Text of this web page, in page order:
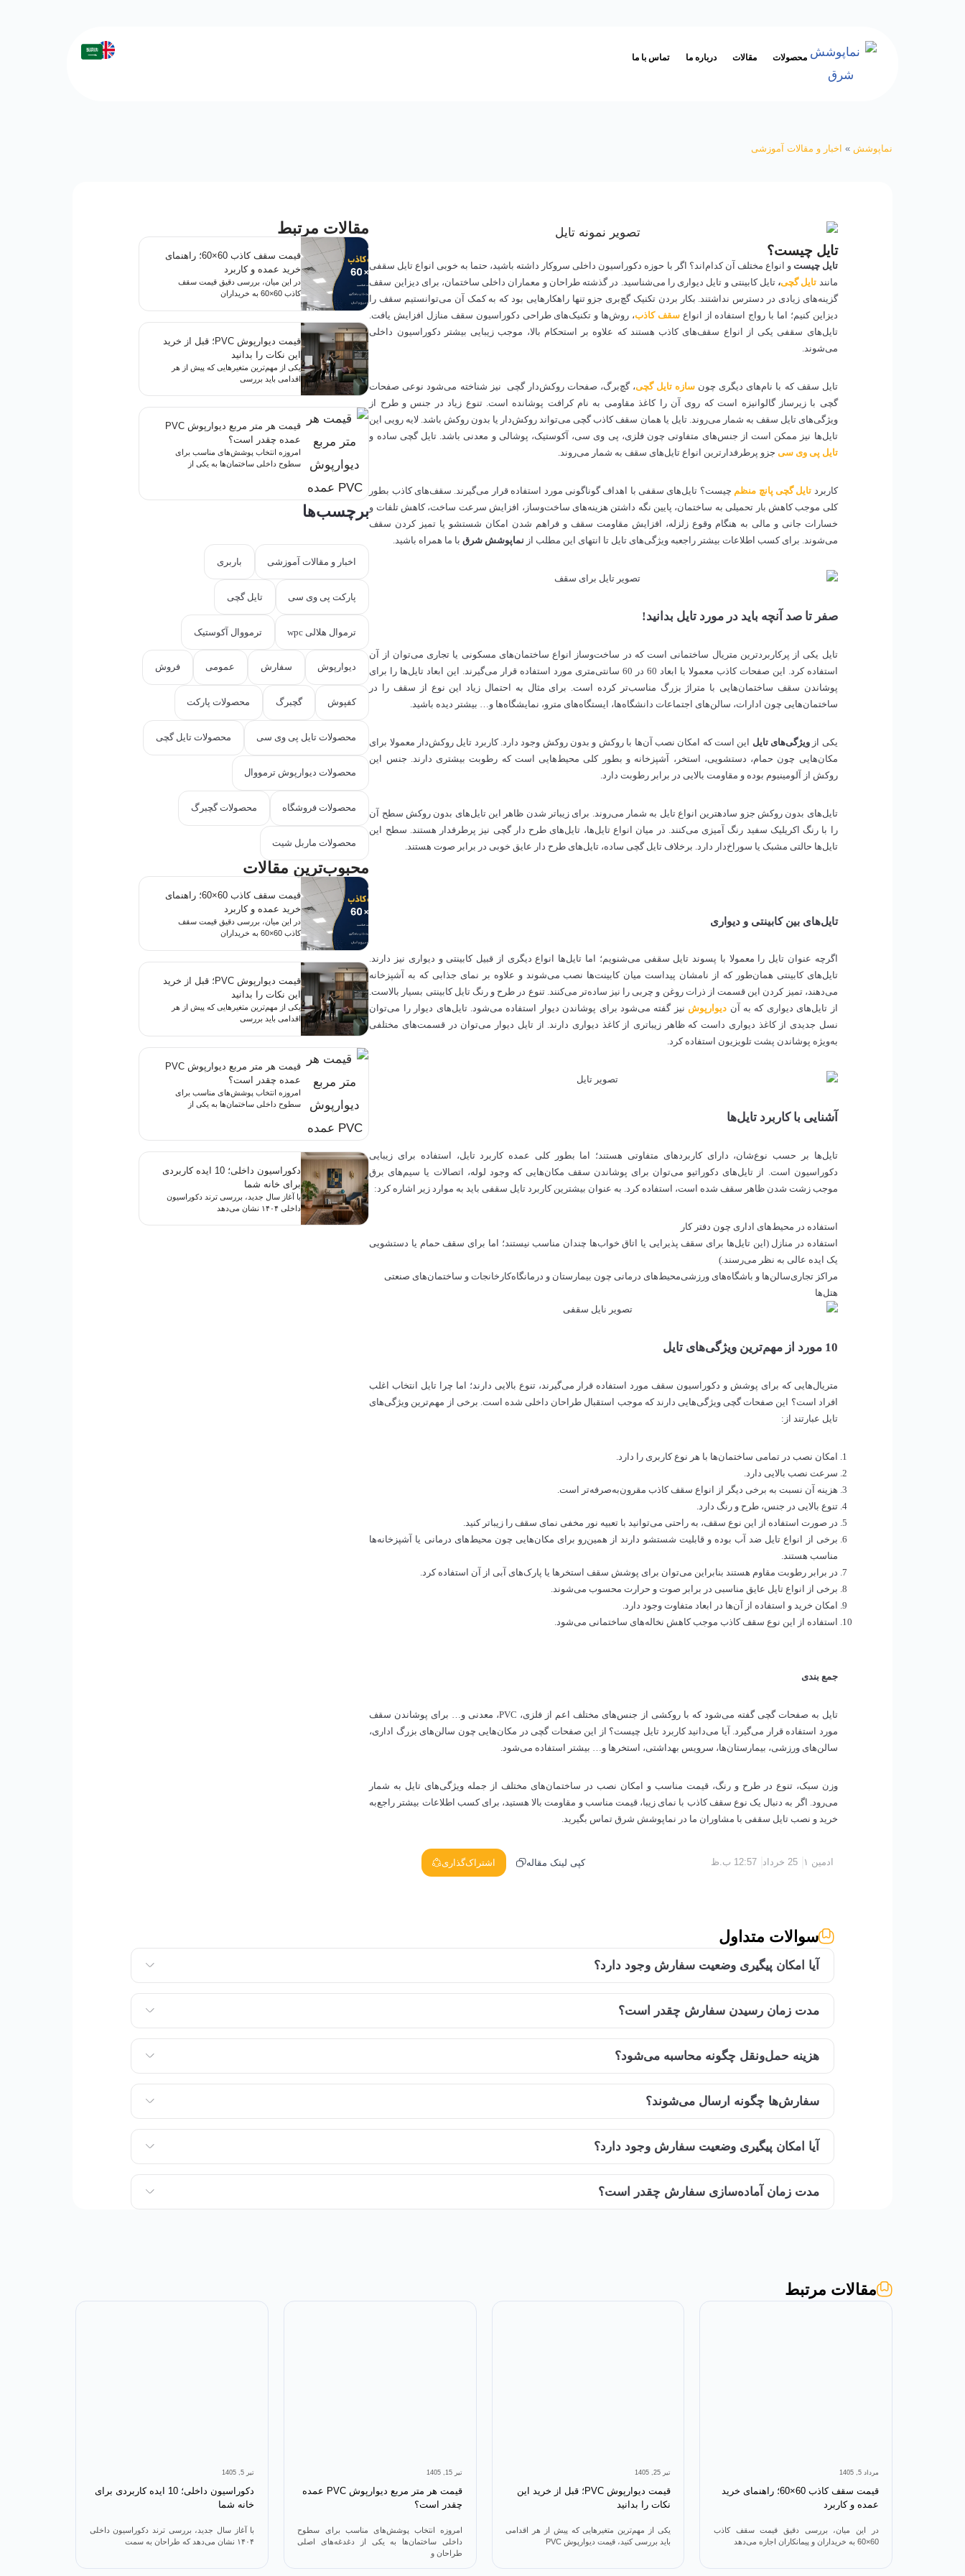
محصولات مقالات درباره ما تماس با ما
نماپوشش » اخبار و مقالات آموزشی
تایل چیست؟
تایل چیست و انواع مختلف آن کدام‌اند؟ اگر با حوزه دکوراسیون داخلی سروکار داشته باشید، حتما به خوبی انواع تایل سقفی
مانند تایل گچی،تایل کابینتی و تایل دیواری را می‌شناسید. در گذشته طراحان و معماران داخلی ساختمان، برای دیزاین سقف
گزینه‌های زیادی در دسترس نداشتند. بکار بردن تکنیک گچ‌بری جزو تنها راهکارهایی بود که به کمک آن می‌توانستیم سقف را
دیزاین کنیم؛ اما با رواج استفاده از انواعسقف کاذب، روش‌ها و تکنیک‌های طراحی دکوراسیون سقف منازل افزایش یافت.
تایل‌های سقفی یکی از انواع سقف‌های کاذب هستند که علاوه بر استحکام بالا، موجب زیبایی بیشتر دکوراسیون داخلی
می‌شوند.
تایل سقف که با نام‌های دیگری چون سازه تایل گچی، گچ‌برگ، صفحات روکش‌دار گچی نیز شناخته می‌شود نوعی صفحات
گچی با زیرساز گالوانیزه است که روی آن را کاغذ مقاومی به نام کرافت پوشانده است. تنوع زیاد در جنس و طرح از
ویژگی‌‌های تایل سقف به شمار می‌روند. تایل یا همان سقف کاذب گچی می‌تواند روکش‌دار یا بدون روکش باشد. لایه رویی این
تایل‌ها نیز ممکن است از جنس‌های متفاوتی چون فلزی، پی وی سی، آکوستیک، پوشالی و معدنی باشد. تایل گچی ساده و
تایل پی وی سی جزو پرطرفدارترین انواع تایل‌های سقف به شمار می‌روند.
کاربرد تایل گچی پانچ منظم چیست؟ تایل‌های سقفی با اهداف گوناگونی مورد استفاده قرار می‌گیرند. سقف‌های کاذب بطور
کلی موجب کاهش بار تحمیلی به ساختمان، پایین نگه داشتن هزینه‌های ساخت‌وساز، افزایش سرعت ساخت، کاهش تلفات و
خسارات جانی و مالی به هنگام وقوع زلزله، افزایش مقاومت سقف و فراهم شدن امکان شستشو یا تمیز کردن سقف
می‌شوند. برای کسب اطلاعات بیشتر راجع‎به ویژگی‌‌های تایل تا انتهای این مطلب از
نماپوشش شرق با ما همراه باشید.
صفر تا صد آنچه باید در مورد تایل بدانید!
تایل یکی از پرکاربردترین متریال ساختمانی است که در ساخت‌وساز انواع ساختمان‌های مسکونی یا تجاری می‌توان از آن
استفاده کرد. این صفحات کاذب معمولا با ابعاد 60 در 60 سانتی‌متری مورد استفاده قرار می‌گیرند. این ابعاد تایل‌ها را برای
پوشاندن سقف ساختمان‌هایی با متراژ بزرگ مناسب‌تر کرده است. برای مثال به احتمال زیاد این نوع از سقف را در
ساختمان‌هایی چون ادارات، سالن‌های اجتماعات دانشگاه‌ها، ایستگاه‌های مترو، نمایشگاه‌ها و… بیشتر دیده باشید.
یکی ازویژگی‌‌های تایل این است که امکان نصب آن‌ها با روکش و بدون روکش وجود دارد. کاربرد تایل روکش‌دار معمولا برای
مکان‌هایی چون حمام، دستشویی، استخر، آشپزخانه و بطور کلی محیط‌هایی است که رطوبت بیشتری دارند. جنس این
روکش از آلومینیوم بوده و مقاومت بالایی در برابر رطوبت دارد.
تایل‌های بدون روکش جزو ساده‎ترین انواع تایل به شمار می‌روند. برای زیباتر شدن ظاهر این تایل‌های بدون روکش سطح آن
را با رنگ اکریلیک سفید رنگ آمیزی می‌کنند. در میان انواع تایل‌ها، تایل‌های طرح دار گچی نیز پرطرفدار هستند. سطح این
تایل‌ها حالتی مشبک یا سوراخ‌دار دارد. برخلاف تایل گچی ساده، تایل‌های طرح دار عایق خوبی در برابر صوت هستند.
تایل‌های بین کابینتی و دیواری
اگرچه عنوان تایل را معمولا با پسوند تایل سقفی می‌شنویم؛ اما تایل‌ها انواع دیگری از قبیل کابینتی و دیواری نیز دارند.
تایل‌های کابینتی همان‌طور که از نامشان پیداست میان کابینت‌ها نصب می‌شوند و علاوه بر نمای جذابی که به آشپزخانه
می‌دهند، تمیز کردن این قسمت از ذرات روغن و چربی را نیز ساده‌تر می‌کنند. تنوع در طرح و رنگ تایل کابینتی بسیار بالاست.
از تایل‌های دیواری که به آن دیوارپوش نیز گفته می‌شود برای پوشاندن دیوار استفاده می‌شود. تایل‌های دیوار را می‌توان
نسل جدیدی از کاغذ دیواری داست که ظاهر زیباتری از کاغذ دیواری دارند. از تایل‎ دیوار می‌توان در قسمت‌های مختلفی
به‌ویژه پوشاندن پشت تلویزیون استفاده کرد.
آشنایی با کاربرد تایل‌ها
تایل‌ها بر حسب نوع‌شان، دارای کاربردهای متفاوتی هستند؛ اما بطور کلی عمده کاربرد تایل، استفاده برای زیبایی
دکوراسیون است. از تایل‌های دکوراتیو می‌توان برای پوشاندن سقف مکان‌هایی که وجود لوله، اتصالات یا سیم‌های برق
موجب زشت شدن ظاهر سقف شده است، استفاده کرد. به عنوان بیشترین کاربرد تایل سقفی باید به موارد زیر اشاره کرد:
استفاده در محیط‌های اداری چون دفتر کار
استفاده در منازل (این تایل‌ها برای سقف پذیرایی یا اتاق خواب‌ها چندان مناسب نیستند؛ اما برای سقف حمام یا دستشویی
یک ایده عالی به نظر می‌رسند.)
مراکز تجاریسالن‌ها و باشگاه‌های ورزشیمحیط‌های درمانی چون بیمارستان و درمانگاهکارخانجات و ساختمان‌های صنعتی
هتل‌ها
10 مورد از مهم‌ترین ویژگی‌های تایل
متریال‌هایی که برای پوشش و دکوراسیون سقف مورد استفاده قرار می‌گیرند، تنوع بالایی دارند؛ اما چرا تایل انتخاب اغلب
افراد است؟ این صفحات گچی ویژگی‌هایی دارند که موجب استقبال طراحان داخلی شده است. برخی از مهم‌ترین ویژگی‌های
تایل عبارتند از:
امکان نصب در تمامی ساختمان‌ها با هر نوع کاربری را دارد.
سرعت نصب بالایی دارد.
هزینه آن نسبت به برخی دیگر از انواع سقف کاذب مقرون‌به‌صرفه‌تر است.
تنوع بالایی در جنس، طرح و رنگ دارد.
در صورت استفاده از این نوع سقف، به راحتی می‌توانید با تعبیه نور مخفی نمای سقف را زیباتر کنید.
برخی از انواع تایل ضد آب بوده و قابلیت شستشو دارند از همین‌رو برای مکان‌هایی چون محیط‌های درمانی یا آشپزخانه‌ها
مناسب هستند.
در برابر رطوبت مقاوم هستند بنابراین می‌توان برای پوشش سقف استخرها یا پارک‌های آبی از آن استفاده کرد.
برخی از انواع تایل عایق مناسبی در برابر صوت و حرارت محسوب می‌شوند.
امکان خرید و استفاده از آن‌ها در ابعاد متفاوت وجود دارد.
استفاده از این نوع سقف کاذب موجب کاهش نخاله‌های ساختمانی می‌شود.
جمع بندی
تایل به صفحات گچی گفته می‌شود که با روکشی از جنس‌های مختلف اعم از فلزی، PVC، معدنی و… برای پوشاندن سقف
مورد استفاده قرار می‌گیرد. آیا می‌دانید کاربرد تایل چیست؟ از این صفحات گچی در مکان‌هایی چون سالن‌های بزرگ اداری،
سالن‌های ورزشی، بیمارستان‌ها، سرویس بهداشتی، استخرها و… بیشتر استفاده می‌شود.
وزن سبک، تنوع در طرح و رنگ، قیمت مناسب و امکان نصب در ساختمان‌های مختلف از جمله ویژگی‌های تایل به شمار
می‌رود. اگر به دنبال یک نوع سقف کاذب با نمای زیبا، قیمت مناسب و مقاومت بالا هستید، برای کسب اطلاعات بیشتر راجع‌به
خرید و نصب تایل سقفی با مشاوران ما در نماپوشش شرق تماس بگیرید.
ادمین ۱ 25 خرداد 12:57 ب.ظ کپی لینک مقاله اشتراک‌گذاری
مقالات مرتبط
قیمت سقف کاذب 60×60؛ راهنمای
خرید عمده و کاربرد
در این میان، بررسی دقیق قیمت سقف
کاذب 60×60 به خریداران
قیمت دیوارپوش PVC؛ قبل از خرید
این نکات را بدانید
یکی از مهم‌ترین متغیرهایی که پیش از هر
اقدامی باید بررسی
قیمت هر متر مربع دیوارپوش PVC
عمده چقدر است؟
امروزه انتخاب پوشش‌های مناسب برای
سطوح داخلی ساختمان‌ها به یکی از
برچسب‌ها
اخبار و مقالات آموزشی باربری
پارکت پی وی سی تایل گچی
ترموال هلالی wpc ترمووال آکوستیک
دیوارپوش سفارش عمومی فروش
کفپوش گچبرگ محصولات پارکت
محصولات تایل پی وی سی محصولات تایل گچی
محصولات دیوارپوش ترمووال
محصولات فروشگاه محصولات گچبرگ
محصولات ماربل شیت
محبوب‌ترین مقالات
قیمت سقف کاذب 60×60؛ راهنمای
خرید عمده و کاربرد
در این میان، بررسی دقیق قیمت سقف
کاذب 60×60 به خریداران
قیمت دیوارپوش PVC؛ قبل از خرید
این نکات را بدانید
یکی از مهم‌ترین متغیرهایی که پیش از هر
اقدامی باید بررسی
قیمت هر متر مربع دیوارپوش PVC
عمده چقدر است؟
امروزه انتخاب پوشش‌های مناسب برای
سطوح داخلی ساختمان‌ها به یکی از
دکوراسیون داخلی؛ 10 ایده کاربردی
برای خانه شما
با آغاز سال جدید، بررسی ترند دکوراسیون
داخلی ۱۴۰۴ نشان می‌دهد
سوالات متداول
آیا امکان پیگیری وضعیت سفارش وجود دارد؟
مدت زمان رسیدن سفارش چقدر است؟
هزینه حمل‌ونقل چگونه محاسبه می‌شود؟
سفارش‌ها چگونه ارسال می‌شوند؟
آیا امکان پیگیری وضعیت سفارش وجود دارد؟
مدت زمان آماده‌سازی سفارش چقدر است؟
مقالات مرتبط
مرداد 5, 1405
قیمت سقف کاذب 60×60؛ راهنمای خرید
عمده و کاربرد
در این میان، بررسی دقیق قیمت سقف کاذب
60×60 به خریداران و پیمانکاران اجازه می‌دهد
تیر 25, 1405
قیمت دیوارپوش PVC؛ قبل از خرید این
نکات را بدانید
یکی از مهم‌ترین متغیرهایی که پیش از هر اقدامی
باید بررسی کنید، قیمت دیوارپوش PVC
تیر 15, 1405
قیمت هر متر مربع دیوارپوش PVC عمده
چقدر است؟
امروزه انتخاب پوشش‌های مناسب برای سطوح
داخلی ساختمان‌ها به یکی از دغدغه‌های اصلی
طراحان و
تیر 5, 1405
دکوراسیون داخلی؛ 10 ایده کاربردی برای
خانه شما
با آغاز سال جدید، بررسی ترند دکوراسیون داخلی
۱۴۰۴ نشان می‌دهد که طراحان به سمت